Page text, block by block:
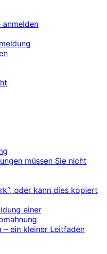
anmelden
müssen Sie nicht
oder kann dies kopiert
einer
ein kleiner Leitfaden